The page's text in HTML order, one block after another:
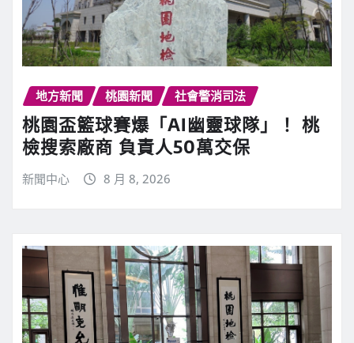
地方新聞 桃園新聞 社會警消司法
桃園盃籃球賽爆「AI幽靈球隊」！ 桃
檢搜索廠商 負責人50萬交保
新聞中心 8 月 8, 2026